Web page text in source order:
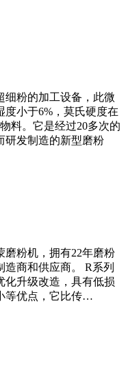
细粉的加工设备，此微
小于6%，莫氏硬度在
料。它是经过20多次的
研发制造的新型磨粉
磨粉机，拥有22年磨粉
商和供应商。 R系列
化升级改造，具有低损
等优点，它比传…